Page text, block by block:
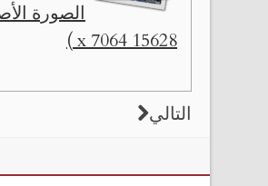
الصورة
15628 x 7064 )
التالي